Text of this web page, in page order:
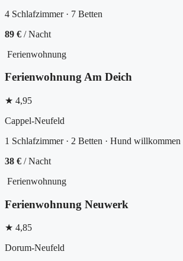
4 Schlafzimmer · 7 Betten
89 € / Nacht
Ferienwohnung
Ferienwohnung Am Deich
★ 4,95
Cappel-Neufeld
1 Schlafzimmer · 2 Betten · Hund willkommen
38 € / Nacht
Ferienwohnung
Ferienwohnung Neuwerk
★ 4,85
Dorum-Neufeld